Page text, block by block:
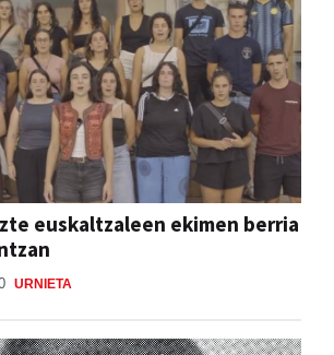
euskaltzaleen ekimen berria
URNIETA